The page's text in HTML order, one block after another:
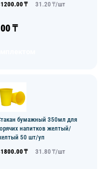
₸ 31.20 ₸/шт
₸
бумажный 350мл для
напитков желтый/
50 шт/уп
₸ 31.80 ₸/шт